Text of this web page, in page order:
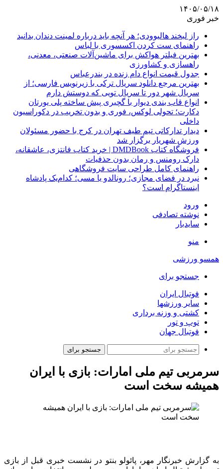
۱۴۰۵/۰۵/۱۸
خبر فوری
راز لبخند هالیوودی؛ هر آنچه باید درباره لمینت دندان بدانید
راهنمای ست کردن اکسسوری با لباس
بهترین فیلتر هواکش برای ماشین‌آلات صنعتی، معدنی،
راهسازی و کشاورزی
جدول قیمت انواع دام زنده در بندرعباس
بهترین مرجع دانلود سریال ترکی با زیرنویس فارسی؛ از
سریال شهر دور تا سریال تویی که دوستش دارم
انواع قاب بندی دیوار با گچبری پیش ساخته پلی یورتان
دکارت؛ تحولی لوکس، فوری و بدون تخریب در دکوراسیون
داخلی
دیدار تدارکاتی تیم طیف تهران در کرج با حضور مسئولان
ورزش شهریار برگزار شد
فروشگاه کتاب DMDBook | خرید کتاب فانتزی، عاشقانه،
دارک رومنس و رمان بدون حذفیات
راهنمای کامل طراحی سایت فروشگاهی
نبرد در فضای مجازی؛ رونالدو یا مسی؛ کدام‌یک پادشاه
اینستاگرام است؟
ورود
نوشته تصادفی
سایدبار
منو
همسو ورزشی
جستجو برای
فوتبال ایران
سایر ورزشها
کشتی و وزنه برداری
توپ و تور
فوتبال جهان
جستجو برای
سرمربی تیم ملی امارات: بازی با ایران
همیشه سخت است
به گزارش خبرنگار مهر، پائولو بنتو در نشست خبری قبل از بازی